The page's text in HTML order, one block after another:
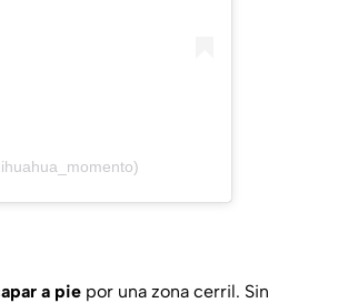
a pie por una zona cerril. Sin